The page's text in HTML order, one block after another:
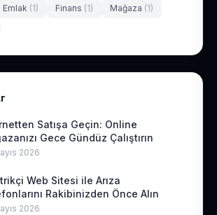
Emlak (1) Finans (1) Mağaza (1)
Satışa Geçin: Online
Gece Gündüz Çalıştırın
2026
Web Sitesi ile Arıza
Rakibinizden Önce Alın
2026